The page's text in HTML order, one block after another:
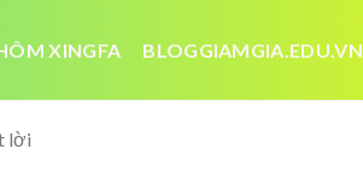
XINGFA BLOGGIAMGIA.EDU.VN
lời